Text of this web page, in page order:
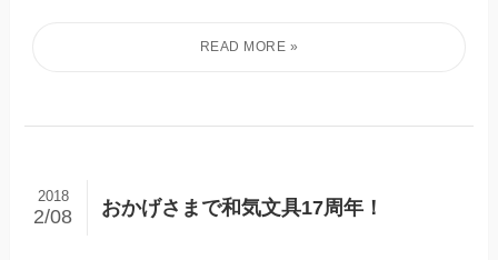
おかげさまで和気文具17周年！
2018
2/08